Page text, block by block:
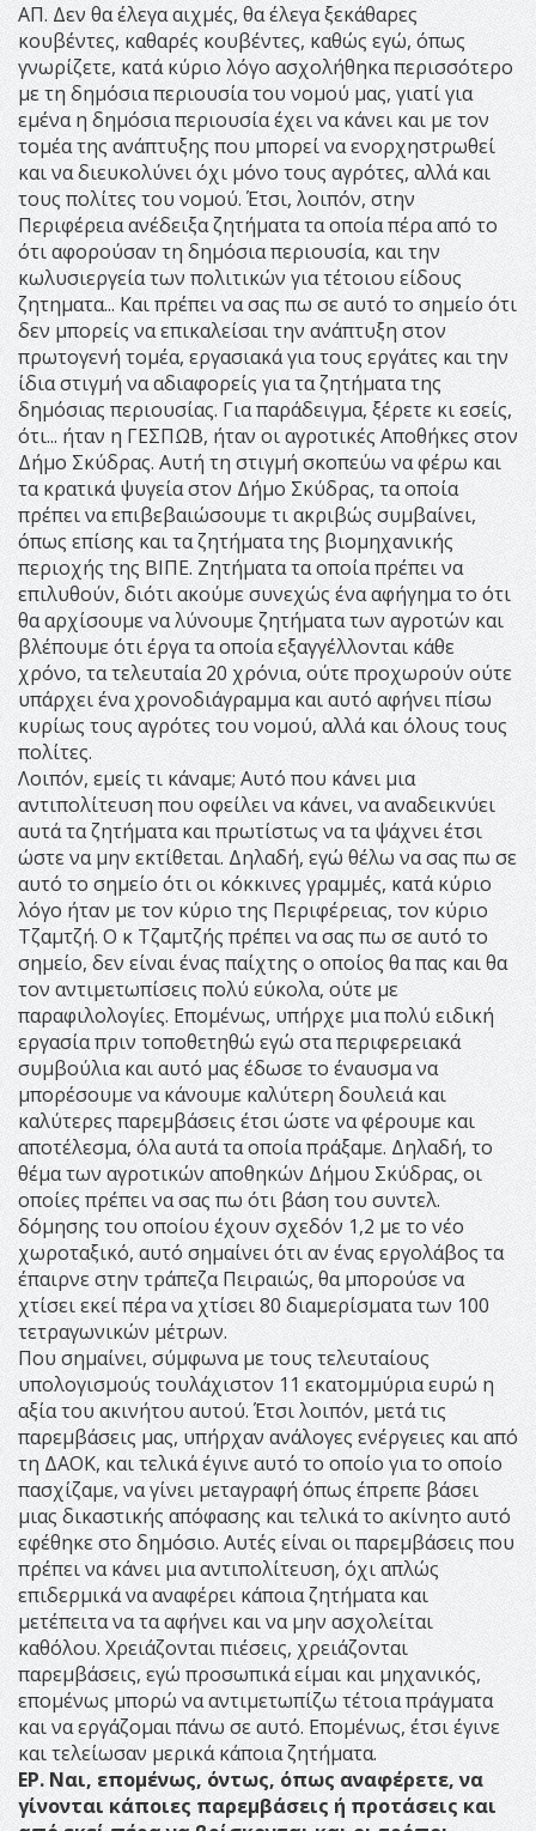
ΑΠ. Δεν θα έλεγα αιχμές, θα έλεγα ξεκάθαρες
κουβέντες, καθαρές κουβέντες, καθώς εγώ, όπως
γνωρίζετε, κατά κύριο λόγο ασχολήθηκα περισσότερο
με τη δημόσια περιουσία του νομού μας, γιατί για
εμένα η δημόσια περιουσία έχει να κάνει και με τον
τομέα της ανάπτυξης που μπορεί να ενορχηστρωθεί
και να διευκολύνει όχι μόνο τους αγρότες, αλλά και
τους πολίτες του νομού. Έτσι, λοιπόν, στην
Περιφέρεια ανέδειξα ζητήματα τα οποία πέρα από το
ότι αφορούσαν τη δημόσια περιουσία, και την
κωλυσιεργεία των πολιτικών για τέτοιου είδους
ζητηματα... Και πρέπει να σας πω σε αυτό το σημείο ότι
δεν μπορείς να επικαλείσαι την ανάπτυξη στον
πρωτογενή τομέα, εργασιακά για τους εργάτες και την
ίδια στιγμή να αδιαφορείς για τα ζητήματα της
δημόσιας περιουσίας. Για παράδειγμα, ξέρετε κι εσείς,
ότι... ήταν η ΓΕΣΠΩΒ, ήταν οι αγροτικές Αποθήκες στον
Δήμο Σκύδρας. Αυτή τη στιγμή σκοπεύω να φέρω και
τα κρατικά ψυγεία στον Δήμο Σκύδρας, τα οποία
πρέπει να επιβεβαιώσουμε τι ακριβώς συμβαίνει,
όπως επίσης και τα ζητήματα της βιομηχανικής
περιοχής της ΒΙΠΕ. Ζητήματα τα οποία πρέπει να
επιλυθούν, διότι ακούμε συνεχώς ένα αφήγημα το ότι
θα αρχίσουμε να λύνουμε ζητήματα των αγροτών και
βλέπουμε ότι έργα τα οποία εξαγγέλλονται κάθε
χρόνο, τα τελευταία 20 χρόνια, ούτε προχωρούν ούτε
υπάρχει ένα χρονοδιάγραμμα και αυτό αφήνει πίσω
κυρίως τους αγρότες του νομού, αλλά και όλους τους
πολίτες.
Λοιπόν, εμείς τι κάναμε; Αυτό που κάνει μια
αντιπολίτευση που οφείλει να κάνει, να αναδεικνύει
αυτά τα ζητήματα και πρωτίστως να τα ψάχνει έτσι
ώστε να μην εκτίθεται. Δηλαδή, εγώ θέλω να σας πω σε
αυτό το σημείο ότι οι κόκκινες γραμμές, κατά κύριο
λόγο ήταν με τον κύριο της Περιφέρειας, τον κύριο
Τζαμτζή. Ο κ Τζαμτζής πρέπει να σας πω σε αυτό το
σημείο, δεν είναι ένας παίχτης ο οποίος θα πας και θα
τον αντιμετωπίσεις πολύ εύκολα, ούτε με
παραφιλολογίες. Επομένως, υπήρχε μια πολύ ειδική
εργασία πριν τοποθετηθώ εγώ στα περιφερειακά
συμβούλια και αυτό μας έδωσε το έναυσμα να
μπορέσουμε να κάνουμε καλύτερη δουλειά και
καλύτερες παρεμβάσεις έτσι ώστε να φέρουμε και
αποτέλεσμα, όλα αυτά τα οποία πράξαμε. Δηλαδή, το
θέμα των αγροτικών αποθηκών Δήμου Σκύδρας, οι
οποίες πρέπει να σας πω ότι βάση του συντελ.
δόμησης του οποίου έχουν σχεδόν 1,2 με το νέο
χωροταξικό, αυτό σημαίνει ότι αν ένας εργολάβος τα
έπαιρνε στην τράπεζα Πειραιώς, θα μπορούσε να
χτίσει εκεί πέρα να χτίσει 80 διαμερίσματα των 100
τετραγωνικών μέτρων.
Που σημαίνει, σύμφωνα με τους τελευταίους
υπολογισμούς τουλάχιστον 11 εκατομμύρια ευρώ η
αξία του ακινήτου αυτού. Έτσι λοιπόν, μετά τις
παρεμβάσεις μας, υπήρχαν ανάλογες ενέργειες και από
τη ΔΑΟΚ, και τελικά έγινε αυτό το οποίο για το οποίο
πασχίζαμε, να γίνει μεταγραφή όπως έπρεπε βάσει
μιας δικαστικής απόφασης και τελικά το ακίνητο αυτό
εφέθηκε στο δημόσιο. Αυτές είναι οι παρεμβάσεις που
πρέπει να κάνει μια αντιπολίτευση, όχι απλώς
επιδερμικά να αναφέρει κάποια ζητήματα και
μετέπειτα να τα αφήνει και να μην ασχολείται
καθόλου. Χρειάζονται πιέσεις, χρειάζονται
παρεμβάσεις, εγώ προσωπικά είμαι και μηχανικός,
επομένως μπορώ να αντιμετωπίζω τέτοια πράγματα
και να εργάζομαι πάνω σε αυτό. Επομένως, έτσι έγινε
και τελείωσαν μερικά κάποια ζητήματα.
ΕΡ. Ναι, επομένως, όντως, όπως αναφέρετε, να
γίνονται κάποιες παρεμβάσεις ή προτάσεις και